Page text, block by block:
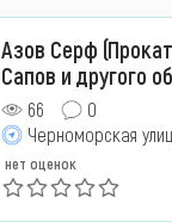
Азов Серф
Сапов и другого
66
0
Черноморская
нет оценок